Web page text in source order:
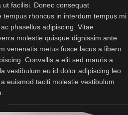
facilisi. Donec consequat
tempus rhoncus in interdum tempus mi
phasellus adipiscing. Vitae
molestie quisque dignissim ante
venenatis metus fusce lacus a libero
Convallis a elit sed mauris a
vestibulum eu id dolor adipiscing leo
euismod taciti molestie vestibulum